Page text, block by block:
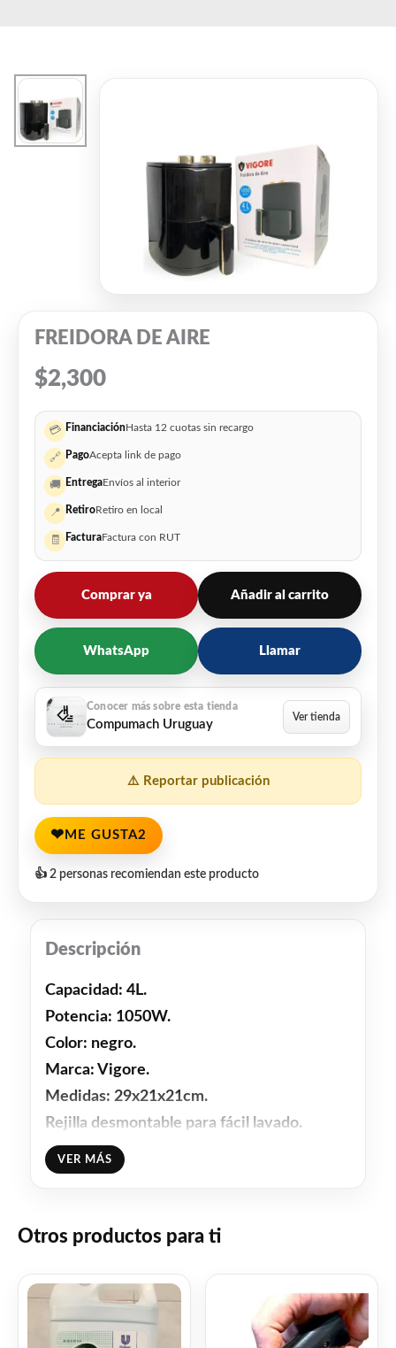
FREIDORA DE AIRE
$2,300
💳 FinanciaciónHasta 12 cuotas sin recargo
🔗 PagoAcepta link de pago
🚚 EntregaEnvíos al interior
📍 RetiroRetiro en local
🧾 FacturaFactura con RUT
Comprar ya Añadir al carrito
WhatsApp Llamar
Compumach Uruguay
⚠️ Reportar publicación
❤ ME GUSTA2
👍 2 personas recomiendan este producto
Descripción
Capacidad: 4L.
Potencia: 1050W.
Color: negro.
Marca: Vigore.
Medidas: 29x21x21cm.
Rejilla desmontable para fácil lavado.
Incluye manual de uso en español.
La freidora de aire utiliza un ciclón de aire
de bajo contenido de grasa.
cocine su comida más rápido que los
métodos de cocina convencionales.
VER MÁS
Otros productos para ti